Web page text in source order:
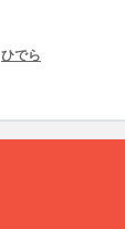
ひでら